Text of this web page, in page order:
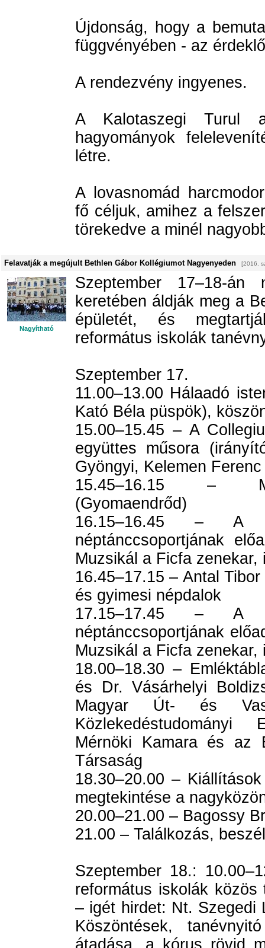
Újdonság, hogy a
függvényében - az
A rendezvény ingyenes.
A Kalotaszegi Turul
hagyományok
létre.
A lovasnomád
fő céljuk, amihez a
törekedve a minél
Felavatják a megújult Bethlen Gábor Kollégiumot Nagyenyeden [2016.
Nagyítható
Szeptember 17–18-án
keretében áldják meg a
épületét, és
református iskolák
Szeptember 17.
11.00–13.00 Hálaadó
Kató Béla püspök),
15.00–15.45 – A
együttes műsora
Gyöngyi, Kelemen
15.45–16.15 –
(Gyomaendrőd)
16.15–16.45 – A
néptánccsoportjának
Muzsikál a Ficfa
16.45–17.15 – Antal
és gyimesi népdalok
17.15–17.45 – A
néptánccsoportjának
Muzsikál a Ficfa
18.00–18.30 –
és Dr. Vásárhelyi
Magyar Út- és
Mérnöki Kamara és az
Társaság
18.30–20.00 –
megtekintése a
20.00–21.00 – Bagossy
21.00 – Találkozás,
Szeptember 18.:
református iskolák
– igét hirdet: Nt. Szegedi
Köszöntések,
átadása, a kórus rövid